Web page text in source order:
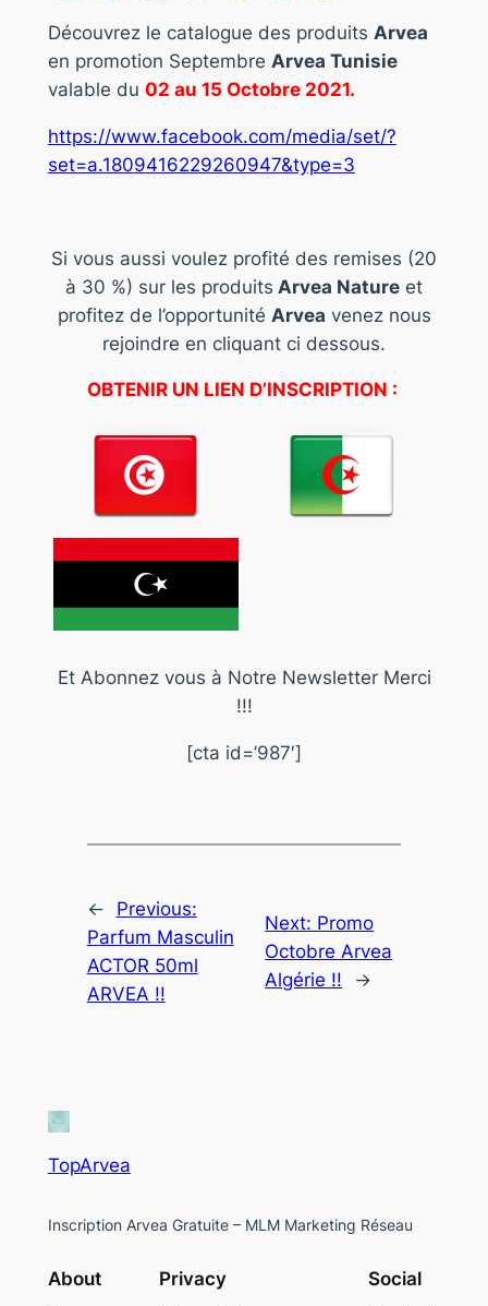
Découvrez le catalogue des produits Arvea
en promotion Septembre Arvea Tunisie
valable du 02 au 15 Octobre 2021.
https://www.facebook.com/media/set/?
set=a.1809416229260947&type=3
Si vous aussi voulez profité des remises (20
à 30 %) sur les produits Arvea Nature et
profitez de l’opportunité Arvea venez nous
rejoindre en cliquant ci dessous.
OBTENIR UN LIEN D’INSCRIPTION :
Et Abonnez vous à Notre Newsletter Merci
!!!
[cta id=’987′]
←
Previous:
Parfum Masculin
ACTOR 50ml
ARVEA !!
Next: Promo
Octobre Arvea
Algérie !!
→
TopArvea
Inscription Arvea Gratuite – MLM Marketing Réseau
About Privacy Social